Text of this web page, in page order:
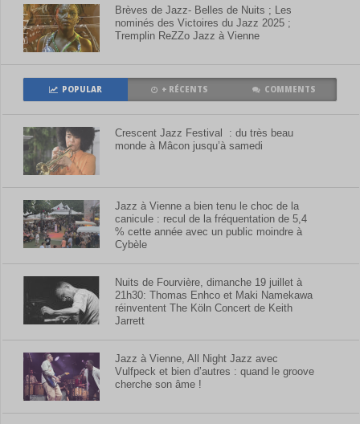
Brèves de Jazz- Belles de Nuits ; Les
nominés des Victoires du Jazz 2025 ;
Tremplin ReZZo Jazz à Vienne
POPULAR + RÉCENTS COMMENTS
Crescent Jazz Festival : du très beau
monde à Mâcon jusqu’à samedi
Jazz à Vienne a bien tenu le choc de la
canicule : recul de la fréquentation de 5,4
% cette année avec un public moindre à
Cybèle
Nuits de Fourvière, dimanche 19 juillet à
21h30: Thomas Enhco et Maki Namekawa
réinventent The Köln Concert de Keith
Jarrett
Jazz à Vienne, All Night Jazz avec
Vulfpeck et bien d’autres : quand le groove
cherche son âme !